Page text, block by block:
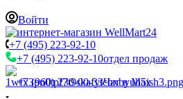
Войти
+7 (495) 223-92-10
+7 (495) 223-92-10отдел продаж
+7 (960) 230-00-33Чат в Max